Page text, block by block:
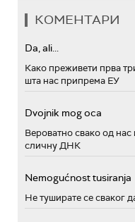
КОМЕНТАРИ
Da, ali...
Како преживети прва
шта нас припрема ЕУ
Dvojnik mog oca
Вероватно свако од нас
сличну ДНК
Nemogućnost tusiranja
Не туширате се сваког